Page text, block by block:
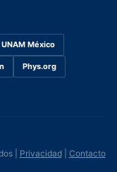
UNAM México
Phys.org
| Privacidad| Contacto